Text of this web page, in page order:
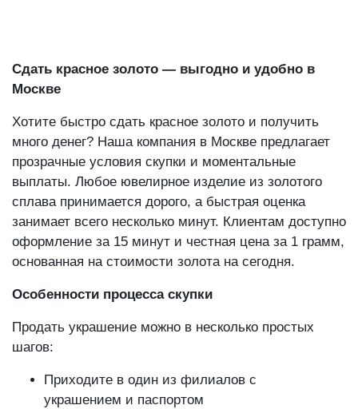
Сдать красное золото — выгодно и удобно в
Москве
Хотите быстро сдать красное золото и получить
много денег? Наша компания в Москве предлагает
прозрачные условия скупки и моментальные
выплаты. Любое ювелирное изделие из золотого
сплава принимается дорого, а быстрая оценка
занимает всего несколько минут. Клиентам доступно
оформление за 15 минут и честная цена за 1 грамм,
основанная на стоимости золота на сегодня.
Особенности процесса скупки
Продать украшение можно в несколько простых
шагов:
Приходите в один из филиалов с
украшением и паспортом